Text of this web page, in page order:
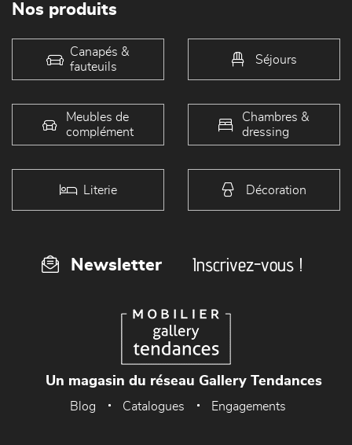
Nos produits
Canapés &
fauteuils
Séjours
Meubles de
complément
Chambres &
dressing
Literie Décoration
Newsletter Inscrivez-vous !
Un magasin du réseau Gallery Tendances
Blog Catalogues Engagements